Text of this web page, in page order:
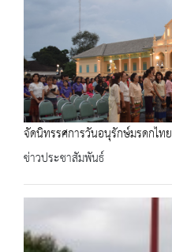
จัดนิทรรศการวันอนุรักษ์มรดกไทย
ข่าวประชาสัมพันธ์